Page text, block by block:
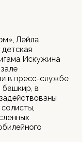
Лейла
Искужина
в пресс-службе
башкир, в